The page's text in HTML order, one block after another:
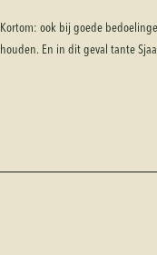
Kortom: ook bij goede
houden. En in dit geval tante